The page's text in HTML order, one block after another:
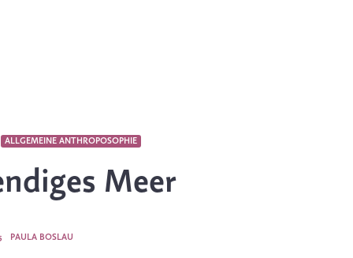
ALLGEMEINE ANTHROPOSOPHIE
Meer
PAULA BOSLAU